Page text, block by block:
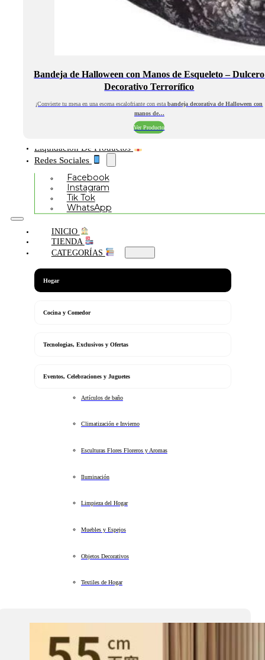
Bandeja de Halloween con Manos de Esqueleto – Dulcero
Decorativo Terrorífico
¡Convierte tu mesa en una escena escalofriante con estabandeja decorativa de Halloween con
manos de…
Ver Producto
Liquidación De Productos
Redes Sociales
Facebook
Instagram
Tik Tok
WhatsApp
INICIO
TIENDA
CATEGORÍAS
Hogar
Cocina y Comedor
Tecnologias, Exclusivos y Ofertas
Eventos, Celebraciones y Juguetes
Artículos de baño
Climatización e Invierno
Esculturas Flores Floreros y Aromas
Iluminación
Limpieza del Hogar
Muebles y Espejos
Objetos Decorativos
Textiles de Hogar